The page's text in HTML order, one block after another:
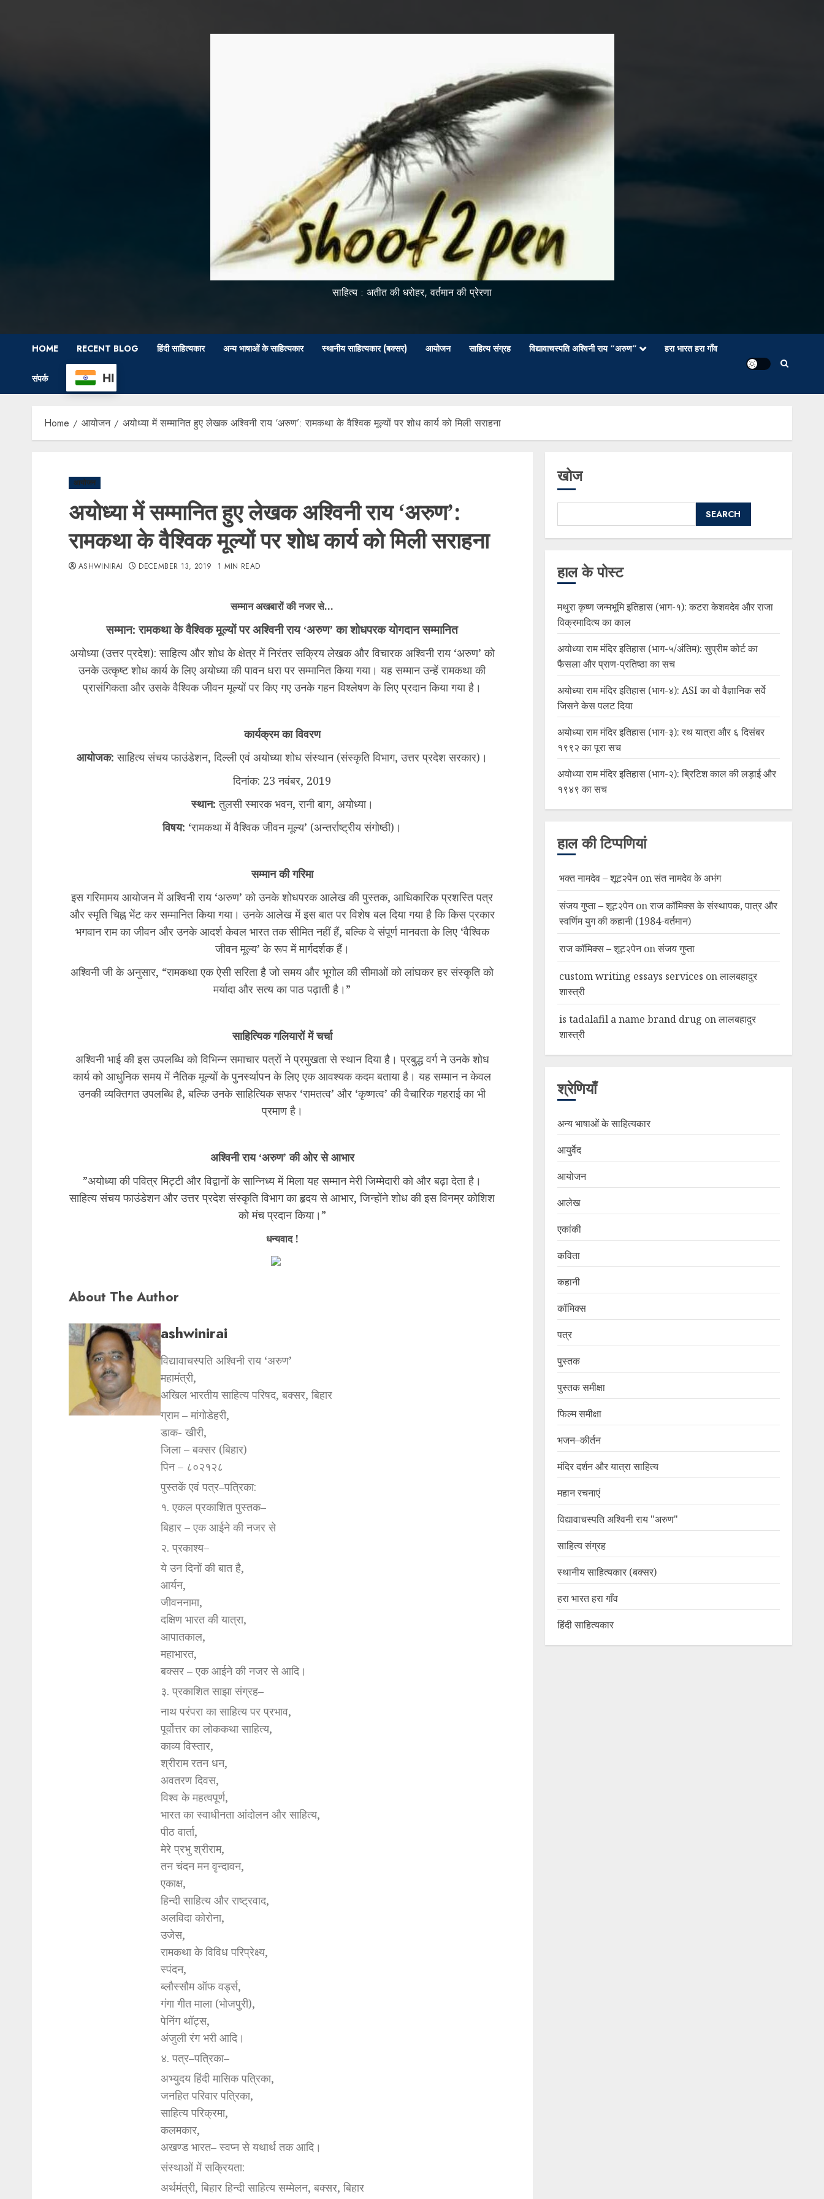
साहित्य : अतीत की धरोहर, वर्तमान की प्रेरणा
HOME RECENT BLOG हिंदी साहित्यकार अन्य भाषाओं के साहित्यकार स्थानीय साहित्यकार (बक्सर) आयोजन साहित्य संग्रह विद्यावाचस्पति अश्विनी राय “अरुण” हरा भारत हरा गाँव
संपर्क HI
Home आयोजन अयोध्या में सम्मानित हुए लेखक अश्विनी राय ‘अरुण’: रामकथा के वैश्विक मूल्यों पर शोध कार्य को मिली सराहना
आयोजन
अयोध्या में सम्मानित हुए लेखक अश्विनी राय ‘अरुण’:
रामकथा के वैश्विक मूल्यों पर शोध कार्य को मिली सराहना
ASHWINIRAI DECEMBER 13, 2019 1 MIN READ
सम्मान अखबारों की नजर से…
सम्मान: रामकथा के वैश्विक मूल्यों पर अश्विनी राय ‘अरुण’ का शोधपरक योगदान सम्मानित
​अयोध्या (उत्तर प्रदेश): साहित्य और शोध के क्षेत्र में निरंतर सक्रिय लेखक और विचारक अश्विनी राय ‘अरुण’ को
उनके उत्कृष्ट शोध कार्य के लिए अयोध्या की पावन धरा पर सम्मानित किया गया। यह सम्मान उन्हें रामकथा की
प्रासंगिकता और उसके वैश्विक जीवन मूल्यों पर किए गए उनके गहन विश्लेषण के लिए प्रदान किया गया है।
​कार्यक्रम का विवरण
आयोजक: साहित्य संचय फाउंडेशन, दिल्ली एवं अयोध्या शोध संस्थान (संस्कृति विभाग, उत्तर प्रदेश सरकार)।
​दिनांक: 23 नवंबर, 2019
​स्थान: तुलसी स्मारक भवन, रानी बाग, अयोध्या।
​विषय: ‘रामकथा में वैश्विक जीवन मूल्य’ (अन्तर्राष्ट्रीय संगोष्ठी)।
​सम्मान की गरिमा
​इस गरिमामय आयोजन में अश्विनी राय ‘अरुण’ को उनके शोधपरक आलेख की पुस्तक, आधिकारिक प्रशस्ति पत्र
और स्मृति चिह्न भेंट कर सम्मानित किया गया। उनके आलेख में इस बात पर विशेष बल दिया गया है कि किस प्रकार
भगवान राम का जीवन और उनके आदर्श केवल भारत तक सीमित नहीं हैं, बल्कि वे संपूर्ण मानवता के लिए ‘वैश्विक
जीवन मूल्य’ के रूप में मार्गदर्शक हैं।
​अश्विनी जी के अनुसार, “रामकथा एक ऐसी सरिता है जो समय और भूगोल की सीमाओं को लांघकर हर संस्कृति को
मर्यादा और सत्य का पाठ पढ़ाती है।”
​साहित्यिक गलियारों में चर्चा
​अश्विनी भाई की इस उपलब्धि को विभिन्न समाचार पत्रों ने प्रमुखता से स्थान दिया है। प्रबुद्ध वर्ग ने उनके शोध
कार्य को आधुनिक समय में नैतिक मूल्यों के पुनर्स्थापन के लिए एक आवश्यक कदम बताया है। यह सम्मान न केवल
उनकी व्यक्तिगत उपलब्धि है, बल्कि उनके साहित्यिक सफर ‘रामतत्व’ और ‘कृष्णत्व’ की वैचारिक गहराई का भी
प्रमाण है।
​अश्विनी राय ‘अरुण’ की ओर से आभार
​”अयोध्या की पवित्र मिट्टी और विद्वानों के सान्निध्य में मिला यह सम्मान मेरी जिम्मेदारी को और बढ़ा देता है।
साहित्य संचय फाउंडेशन और उत्तर प्रदेश संस्कृति विभाग का हृदय से आभार, जिन्होंने शोध की इस विनम्र कोशिश
को मंच प्रदान किया।”
धन्यवाद !
About The Author
ashwinirai
विद्यावाचस्पति अश्विनी राय ‘अरुण’
महामंत्री,
अखिल भारतीय साहित्य परिषद, बक्सर, बिहार
ग्राम – मांगोडेहरी,
डाक- खीरी,
जिला – बक्सर (बिहार)
पिन – ८०२१२८
पुस्तकें एवं पत्र–पत्रिका:
१. एकल प्रकाशित पुस्तक–
बिहार – एक आईने की नजर से
२. प्रकाश्य–
ये उन दिनों की बात है,
आर्यन,
जीवननामा,
दक्षिण भारत की यात्रा,
आपातकाल,
महाभारत,
बक्सर – एक आईने की नजर से आदि।
३. प्रकाशित साझा संग्रह–
नाथ परंपरा का साहित्य पर प्रभाव,
पूर्वोत्तर का लोककथा साहित्य,
काव्य विस्तार,
श्रीराम रतन धन,
अवतरण दिवस,
विश्व के महत्वपूर्ण,
भारत का स्वाधीनता आंदोलन और साहित्य,
पीठ वार्ता,
मेरे प्रभु श्रीराम,
तन चंदन मन वृन्दावन,
एकाक्ष,
हिन्दी साहित्य और राष्ट्रवाद,
अलविदा कोरोना,
उजेस,
रामकथा के विविध परिप्रेक्ष्य,
स्पंदन,
ब्लौस्सौम ऑफ वर्ड्स,
गंगा गीत माला (भोजपुरी),
पेनिंग थॉट्स,
अंजुली रंग भरी आदि।
४. पत्र–पत्रिका–
अभ्युदय हिंदी मासिक पत्रिका,
जनहित परिवार पत्रिका,
साहित्य परिक्रमा,
कलमकार,
अखण्ड भारत– स्वप्न से यथार्थ तक आदि।
संस्थाओं में सक्रियता:
अर्थमंत्री, बिहार हिन्दी साहित्य सम्मेलन, बक्सर, बिहार
खोज
SEARCH
हाल के पोस्ट
मथुरा कृष्ण जन्मभूमि इतिहास (भाग-१): कटरा केशवदेव और राजा
विक्रमादित्य का काल
अयोध्या राम मंदिर इतिहास (भाग-५/अंतिम): सुप्रीम कोर्ट का
फैसला और प्राण-प्रतिष्ठा का सच
अयोध्या राम मंदिर इतिहास (भाग-४): ASI का वो वैज्ञानिक सर्वे
जिसने केस पलट दिया
अयोध्या राम मंदिर इतिहास (भाग-३): रथ यात्रा और ६ दिसंबर
१९९२ का पूरा सच
अयोध्या राम मंदिर इतिहास (भाग-२): ब्रिटिश काल की लड़ाई और
१९४९ का सच
हाल की टिप्पणियां
भक्त नामदेव – शूट२पेनonसंत नामदेव के अभंग
संजय गुप्ता – शूट२पेनonराज कॉमिक्स के संस्थापक, पात्र और
स्वर्णिम युग की कहानी (1984-वर्तमान)
राज कॉमिक्स – शूट२पेनonसंजय गुप्ता
custom writing essays services onलालबहादुर
शास्त्री
is tadalafil a name brand drug onलालबहादुर
शास्त्री
श्रेणियाँ
अन्य भाषाओं के साहित्यकार
आयुर्वेद
आयोजन
आलेख
एकांकी
कविता
कहानी
कॉमिक्स
पत्र
पुस्तक
पुस्तक समीक्षा
फिल्म समीक्षा
भजन–कीर्तन
मंदिर दर्शन और यात्रा साहित्य
महान रचनाएं
विद्यावाचस्पति अश्विनी राय "अरुण"
साहित्य संग्रह
स्थानीय साहित्यकार (बक्सर)
हरा भारत हरा गाँव
हिंदी साहित्यकार